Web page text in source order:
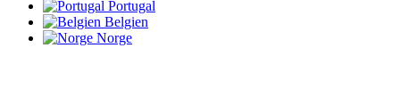
Portugal
Belgien
Norge